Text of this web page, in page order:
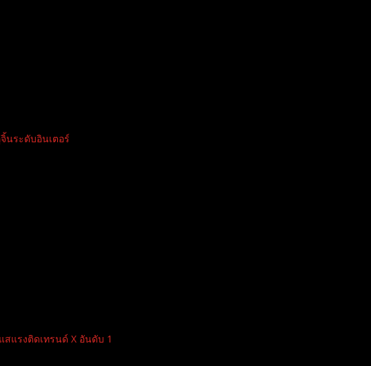
จิ้นระดับอินเตอร์
แรงติดเทรนด์ X อันดับ 1